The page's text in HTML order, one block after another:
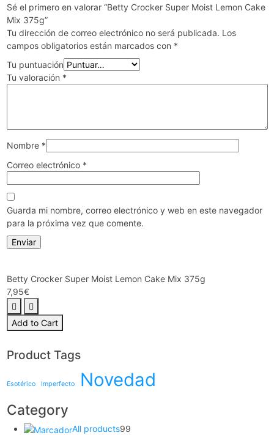
Sé el primero en valorar “Betty Crocker Super Moist Lemon Cake
Mix 375g”
Tu dirección de correo electrónico no será publicada. Los
campos obligatorios están marcados con *
Tu puntuación
Tu valoración *
Nombre *
Correo electrónico *
Guarda mi nombre, correo electrónico y web en este navegador
para la próxima vez que comente.
Betty Crocker Super Moist Lemon Cake Mix 375g
7,95€
Add to Cart
Product Tags
Esotérico Imperfecto Novedad
Category
All products99